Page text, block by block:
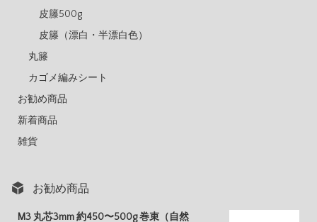
皮籐500g
皮籐（漂白・半漂白色）
丸籐
カゴメ編みシート
お勧め商品
新着商品
雑貨
お勧め商品
M3 丸芯3mm 約450〜500g 巻束（自然